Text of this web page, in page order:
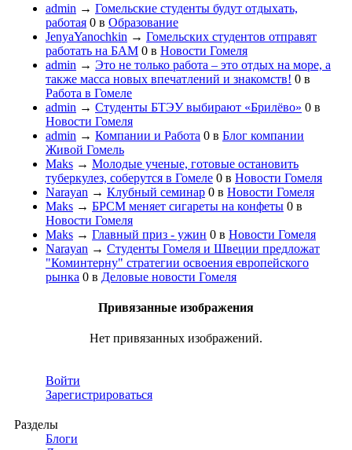
admin → Гомельские студенты будут отдыхать,
работая 0 в Образование
JenyaYanochkin → Гомельских студентов отправят
работать на БАМ 0 в Новости Гомеля
admin → Это не только работа – это отдых на море, а
также масса новых впечатлений и знакомств! 0 в
Работа в Гомеле
admin → Студенты БТЭУ выбирают «Брилёво» 0 в
Новости Гомеля
admin → Компании и Работа 0 в Блог компании
Живой Гомель
Maks → Молодые ученые, готовые остановить
туберкулез, соберутся в Гомеле 0 в Новости Гомеля
Narayan → Клубный семинар 0 в Новости Гомеля
Maks → БРСМ меняет сигареты на конфеты 0 в
Новости Гомеля
Maks → Главный приз - ужин 0 в Новости Гомеля
Narayan → Студенты Гомеля и Швеции предложат
"Коминтерну" стратегии освоения европейского
рынка 0 в Деловые новости Гомеля
Привязанные изображения
Нет привязанных изображений.
Войти
Зарегистрироваться
Разделы
Блоги